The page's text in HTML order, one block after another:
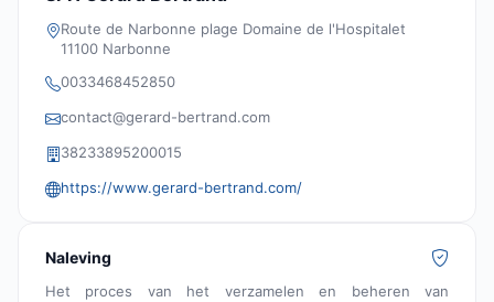
Route de Narbonne plage Domaine de l'Hospitalet
11100 Narbonne
0033468452850
contact@gerard-bertrand.com
38233895200015
https://www.gerard-bertrand.com/
Naleving
Het proces van het verzamelen en beheren van